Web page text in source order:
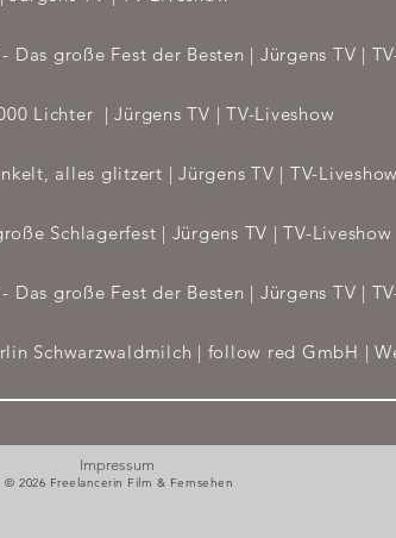
Das große Fest der Besten | Jürgens TV |
Lichter | Jürgens TV | TV-Liveshow
alles glitzert | Jürgens TV | TV-Liveshow
Schlagerfest | Jürgens TV | TV-Liveshow
Das große Fest der Besten | Jürgens TV |
Schwarzwaldmilch | follow red GmbH |
Impressum
© 2026 Freelancerin Film & Fernsehen